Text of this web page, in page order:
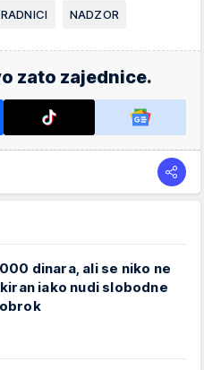
RADNICI NADZOR
zato zajednice.
dinara, ali se niko ne
iako nudi slobodne